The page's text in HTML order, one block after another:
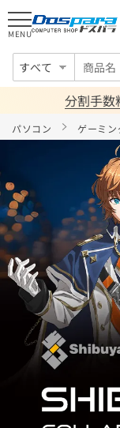
MENU
すべて
分割手数
パソコン ゲーミ